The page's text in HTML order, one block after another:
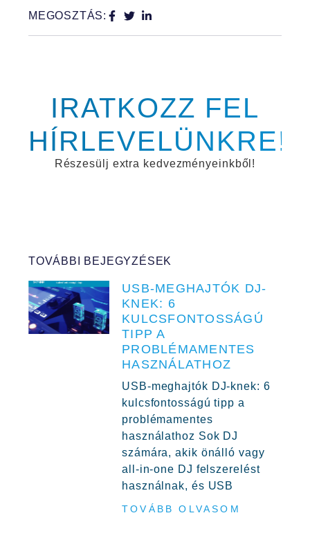
MEGOSZTÁS:
IRATKOZZ FEL
HÍRLEVELÜNKRE!
Részesülj extra kedvezményeinkből!
TOVÁBBI BEJEGYZÉSEK
USB-MEGHAJTÓK DJ-
KNEK: 6
KULCSFONTOSSÁGÚ
TIPP A
PROBLÉMAMENTES
HASZNÁLATHOZ
USB-meghajtók DJ-knek: 6
kulcsfontosságú tipp a
problémamentes
használathoz Sok DJ
számára, akik önálló vagy
all-in-one DJ felszerelést
használnak, és USB
TOVÁBB OLVASOM